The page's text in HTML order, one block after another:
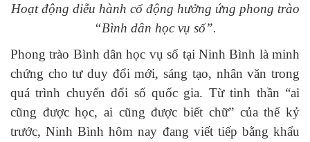
Hoạt động diễu hành cổ động hưởng ứng phong trào
“Bình dân học vụ số”.
Phong trào Bình dân học vụ số tại Ninh Bình là minh
chứng cho tư duy đổi mới, sáng tạo, nhân văn trong
quá trình chuyển đổi số quốc gia. Từ tinh thần “ai
cũng được học, ai cũng được biết chữ” của thế kỷ
trước, Ninh Bình hôm nay đang viết tiếp bằng khẩu